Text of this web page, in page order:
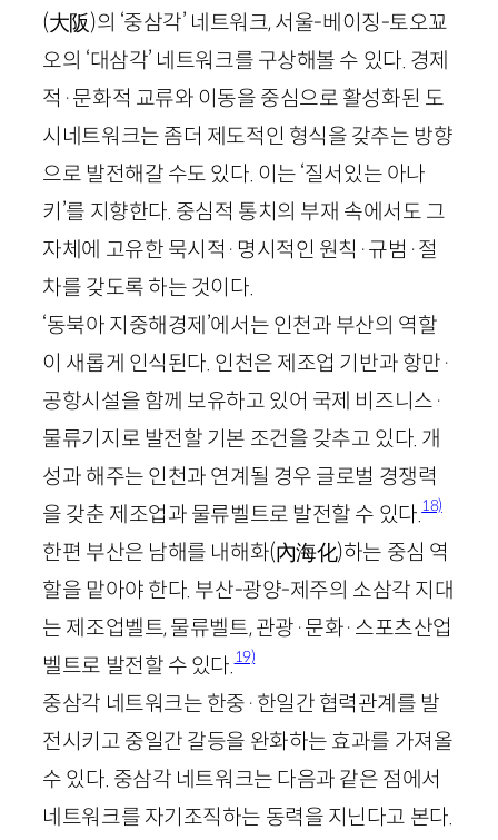
(大阪)의 ‘중삼각’ 네트워크, 서울-베이징-토오꾜
오의 ‘대삼각’ 네트워크를 구상해볼 수 있다. 경제
적·문화적 교류와 이동을 중심으로 활성화된 도
시네트워크는 좀더 제도적인 형식을 갖추는 방향
으로 발전해갈 수도 있다. 이는 ‘질서있는 아나
키’를 지향한다. 중심적 통치의 부재 속에서도 그
자체에 고유한 묵시적·명시적인 원칙·규범·절
차를 갖도록 하는 것이다.
‘동북아 지중해경제’에서는 인천과 부산의 역할
이 새롭게 인식된다. 인천은 제조업 기반과 항만·
공항시설을 함께 보유하고 있어 국제 비즈니스·
물류기지로 발전할 기본 조건을 갖추고 있다. 개
성과 해주는 인천과 연계될 경우 글로벌 경쟁력
을 갖춘 제조업과 물류벨트로 발전할 수 있다.18)
한편 부산은 남해를 내해화(內海化)하는 중심 역
할을 맡아야 한다. 부산-광양-제주의 소삼각 지대
는 제조업벨트, 물류벨트, 관광·문화·스포츠산업
벨트로 발전할 수 있다.19)
중삼각 네트워크는 한중·한일간 협력관계를 발
전시키고 중일간 갈등을 완화하는 효과를 가져올
수 있다. 중삼각 네트워크는 다음과 같은 점에서
네트워크를 자기조직하는 동력을 지닌다고 본다.